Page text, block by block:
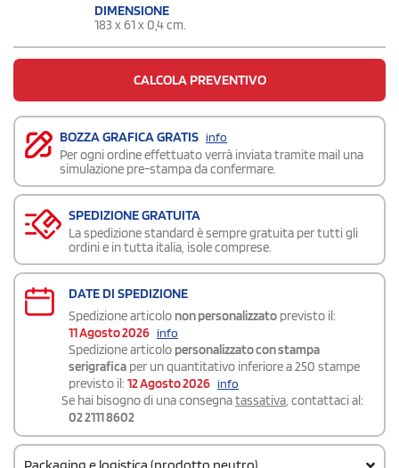
DIMENSIONE
183 x 61 x 0,4 cm.
CALCOLA PREVENTIVO
BOZZA GRAFICA GRATIS info
Per ogni ordine effettuato verrà inviata tramite mail una
simulazione pre-stampa da confermare.
SPEDIZIONE GRATUITA
La spedizione standard è sempre gratuita per tutti gli
ordini e in tutta italia, isole comprese.
DATE DI SPEDIZIONE
Spedizione articolo non personalizzato previsto il:
11 Agosto 2026 info
Spedizione articolo personalizzato con stampa
serigrafica per un quantitativo inferiore a 250 stampe
previsto il: 12 Agosto 2026 info
Se hai bisogno di una consegnatassativa, contattaci al:
02 2111 8602